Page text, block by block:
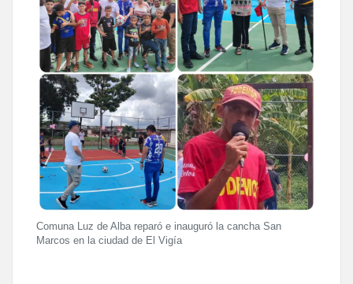
Comuna Luz de Alba reparó e inauguró la cancha San
Marcos en la ciudad de El Vigía